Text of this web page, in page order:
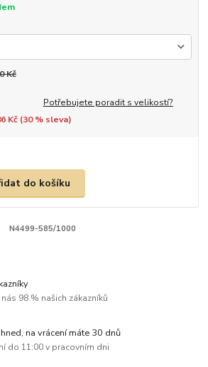
Kč
Potřebujete poradit s velikostí?
Kč (30% sleva)
do košíku
N4499-585/1000
98 % našich zákazníků
na vrácení máte 30 dnů
do 11:00 v pracovním dni